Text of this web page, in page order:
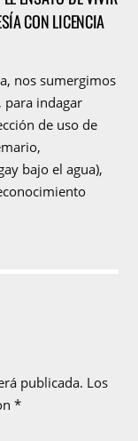
CON LICENCIA
nos sumergimos
para indagar
de uso de
bajo el agua),
publicada. Los
*